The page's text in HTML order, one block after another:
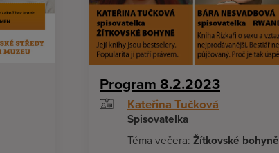
Program 8.2.2023
Kateřina Tučková
Spisovatelka
Téma večera: Žítkovské bohyně